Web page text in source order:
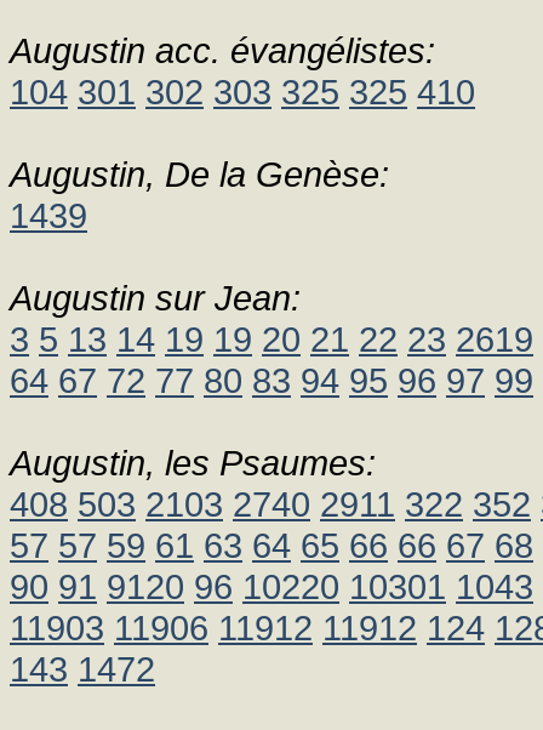
Augustin acc. évangélistes:
104 301 302 303 325 325 410
Augustin, De la Genèse:
1439
Augustin sur Jean:
3 5 13 14 19 19 20 21 22 23 2619
64 67 72 77 80 83 94 95 96 97 99
Augustin, les Psaumes:
408 503 2103 2740 2911 322 352
57 57 59 61 63 64 65 66 66 67 68
90 91 9120 96 10220 10301 1043
11903 11906 11912 11912 124
143 1472